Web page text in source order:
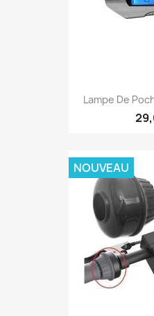
Lampe De
NOUVEAU